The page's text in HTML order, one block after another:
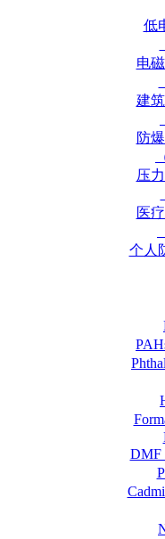
低
电
建
防
压
医
个人
DMF